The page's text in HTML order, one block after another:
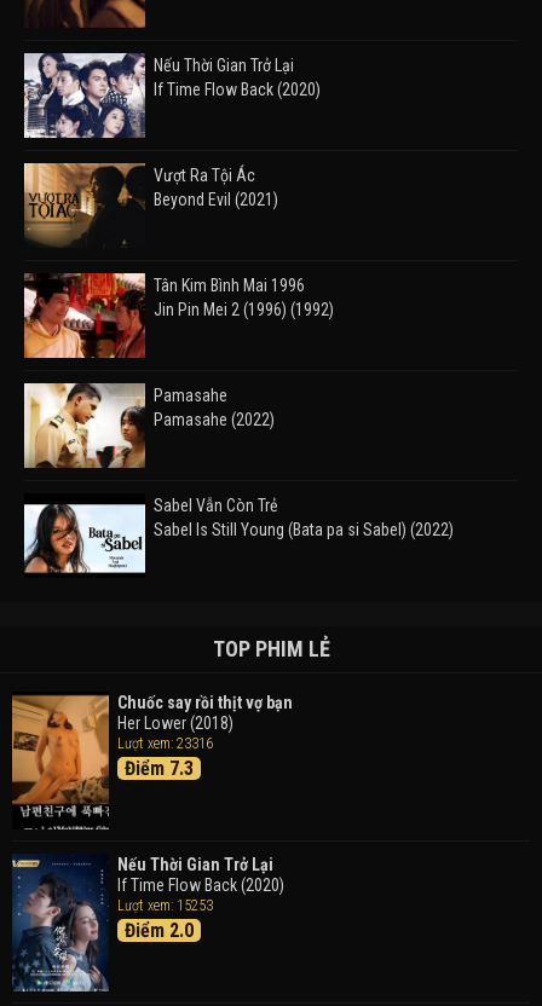
Nếu Thời Gian Trở Lại
If Time Flow Back (2020)
Vượt Ra Tội Ác
Beyond Evil (2021)
Tân Kim Bình Mai 1996
Jin Pin Mei 2 (1996) (1992)
Pamasahe
Pamasahe (2022)
Sabel Vẫn Còn Trẻ
Sabel Is Still Young (Bata pa si Sabel) (2022)
Takas (2024)
Thám Tử Lừng Danh Conan 26: Tàu Ngầm Sắt Màu
Đen
Detective Conan: Black Iron Submarine (2023)
Trong Tranh
Doraemon the Movie: Nobita's Art World Tales (2025)
Tháng Ngày Tươi Đẹp
TOP PHIM LẺ
Chuốc say rồi thịt vợ bạn
Her Lower (2018)
Lượt xem: 23316
Điểm 7.3
Nếu Thời Gian Trở Lại
If Time Flow Back (2020)
Lượt xem: 15253
Điểm 2.0